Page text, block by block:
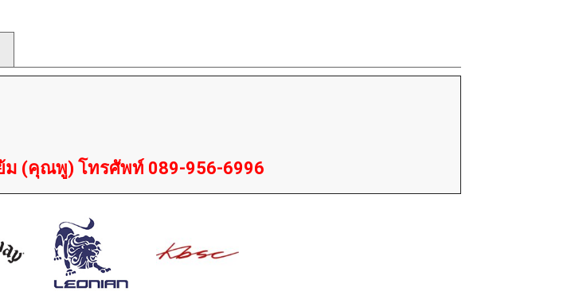
(คุณพู) โทรศัพท์ 089-956-6996